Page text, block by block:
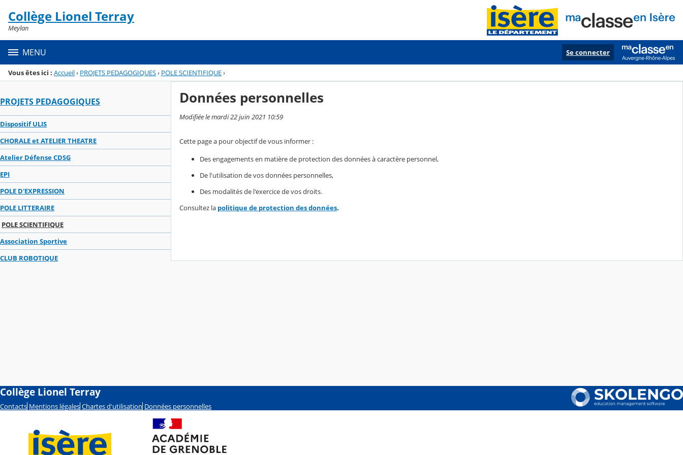
Menu de la rubrique
Contenu
Collège Lionel Terray
Meylan
MENU Se connecter
Vous êtes ici : Accueil› PROJETS PEDAGOGIQUES› POLE SCIENTIFIQUE›
PROJETS PEDAGOGIQUES
Dispositif ULIS
CHORALE et ATELIER THEATRE
Atelier Défense CDSG
EPI
POLE D'EXPRESSION
POLE LITTERAIRE
POLE SCIENTIFIQUE
Association Sportive
CLUB ROBOTIQUE
Données personnelles
Modifiée le mardi 22 juin 2021 10:59
Cette page a pour objectif de vous informer :
Des engagements en matière de protection des données à caractère personnel,
De l'utilisation de vos données personnelles,
Des modalités de l'exercice de vos droits.
Consultez la politique de protection des données.
Collège Lionel Terray
Contacts Mentions légales Chartes d'utilisation Données personnelles